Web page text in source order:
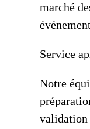
marché
Service
Notre
validation